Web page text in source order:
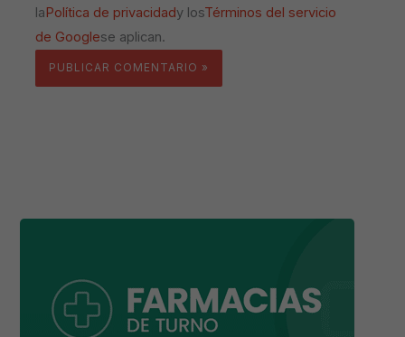
laPolítica de privacidady losTérminos del servicio
de Googlese aplican.